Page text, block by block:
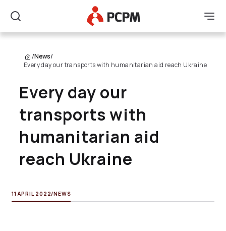
Search
Main Logo
/News/
Every day our transports with humanitarian aid reach Ukraine
Every day our
transports with
humanitarian aid
reach Ukraine
11 APRIL 2022/NEWS